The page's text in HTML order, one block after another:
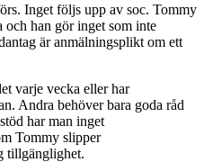
Inget följs upp av soc. Tommy
och han gör inget som inte
är anmälningsplikt om ett
varje vecka eller har
Andra behöver bara goda råd
har man inget
Tommy slipper
tillgänglighet.